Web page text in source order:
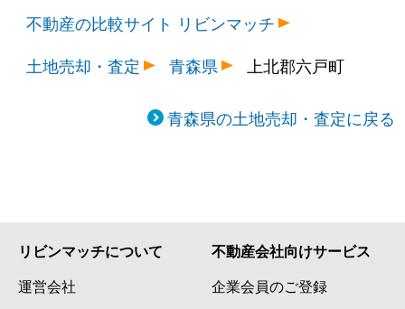
不動産の比較サイト リビンマッチ
土地売却・査定
青森県 上北郡六戸町
青森県の土地売却・査定に戻る
リビンマッチについて
運営会社
不動産会社向けサービス
企業会員のご登録